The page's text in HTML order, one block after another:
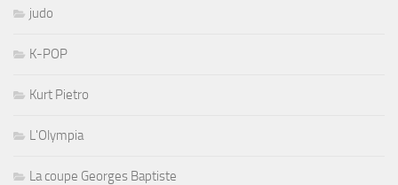
judo
K-POP
Kurt Pietro
L'Olympia
La coupe Georges Baptiste